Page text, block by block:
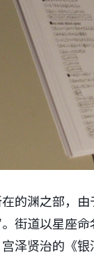
的渊之部，
街道以星座
泽贤治的《